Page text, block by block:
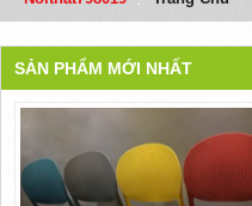
SẢN PHẨM MỚI NHẤT